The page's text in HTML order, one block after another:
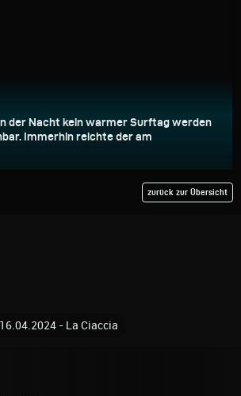
der Nacht kein warmer Surftag werden
Immerhin reichte der am
zurück zur Übersicht
16.04.2024 - La Ciaccia